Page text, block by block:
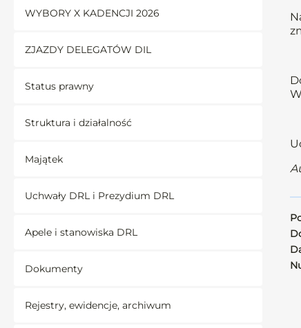
WYBORY X KADENCJI 2026
ZJAZDY DELEGATÓW DIL
Status prawny
Struktura i działalność
Majątek
Uchwały DRL i Prezydium DRL
Apele i stanowiska DRL
Dokumenty
Rejestry, ewidencje, archiwum